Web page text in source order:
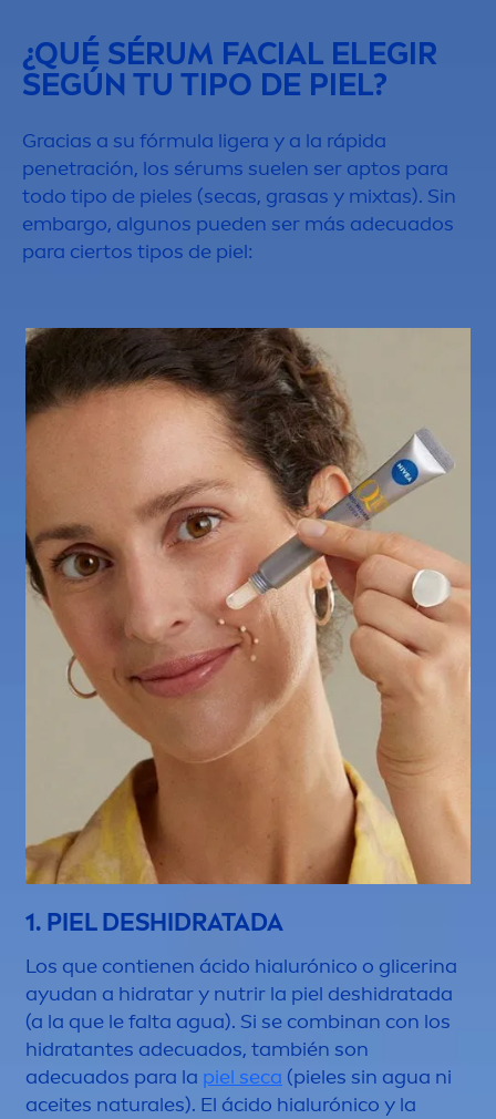
¿QUÉ SÉRUM FACIAL ELEGIR
SEGÚN TU TIPO DE PIEL?
Gracias a su fórmula ligera y a la rápida
penetración, los sérums suelen ser aptos para
todo tipo de pieles (secas, grasas y mixtas). Sin
embargo, algunos pueden ser más adecuados
para ciertos tipos de piel:
1. PIEL DESHIDRATADA
Los que contienen ácido hialurónico o glicerina
ayudan a hidratar y nutrir la piel deshidratada
(a la que le falta agua). Si se combinan con los
hidratantes adecuados, también son
adecuados para la piel seca (pieles sin agua ni
aceites naturales). El ácido hialurónico y la